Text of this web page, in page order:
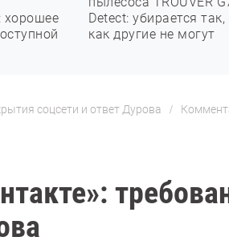
хорошее
Detect: убирается так,
как другие не могут
соцсети и ответ Дурова